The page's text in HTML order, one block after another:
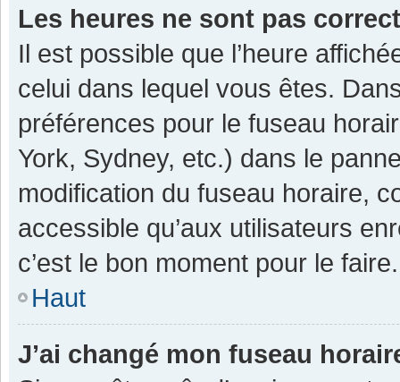
Les heures ne sont pas
Il est possible que l’heure
celui dans lequel vous êtes.
préférences pour le fuseau
York, Sydney, etc.) dans le
modification du fuseau horaire,
accessible qu’aux utilisateurs
c’est le bon moment pour le faire.
Haut
J’ai changé mon fuseau